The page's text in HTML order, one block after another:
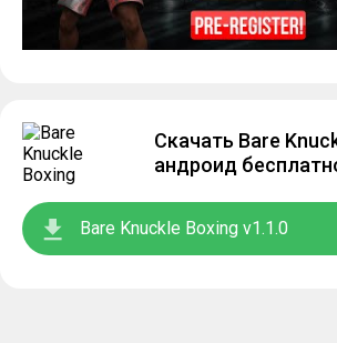
Скачать Bare
андроид
Bare Knuckle Boxing v1.1.0